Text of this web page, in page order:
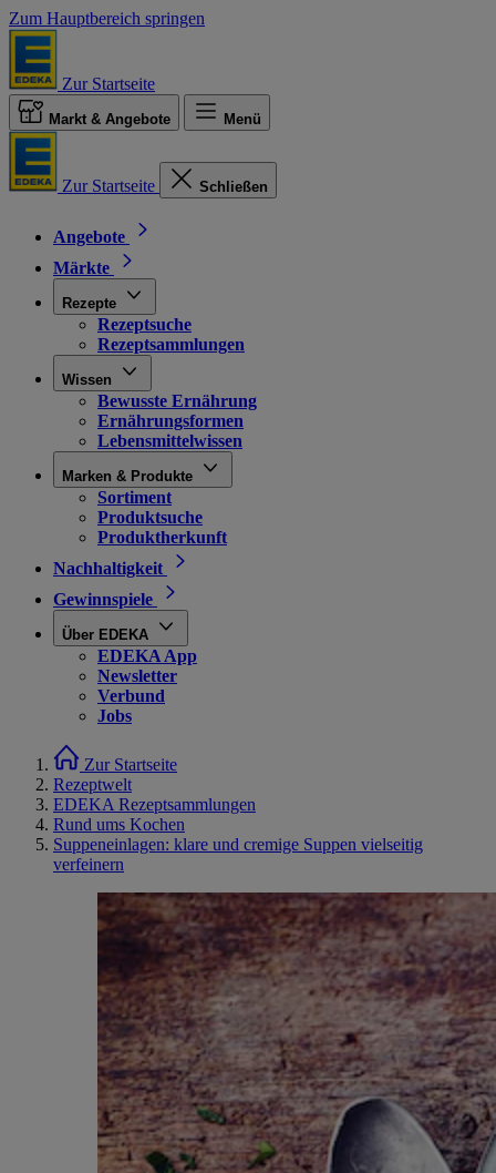
Zum Hauptbereich springen
Zur Startseite
Markt & Angebote Menü
Zur Startseite Schließen
Angebote
Märkte
Rezepte
Rezeptsuche
Rezeptsammlungen
Wissen
Bewusste Ernährung
Ernährungsformen
Lebensmittelwissen
Marken & Produkte
Sortiment
Produktsuche
Produktherkunft
Nachhaltigkeit
Gewinnspiele
Über EDEKA
EDEKA App
Newsletter
Verbund
Jobs
Zur Startseite
Rezeptwelt
EDEKA Rezeptsammlungen
Rund ums Kochen
Suppeneinlagen: klare und cremige Suppen vielseitig
verfeinern